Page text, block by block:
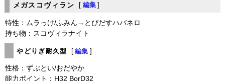
メガスコヴィラン [ 編集 ]
特性：ムラっけ/ふみん→とびだすハバネロ
持ち物：スコヴィラナイト
やどりぎ耐久型 [ 編集 ]
性格：ずぶとい/おだやか
能力ポイント：H32 BorD32